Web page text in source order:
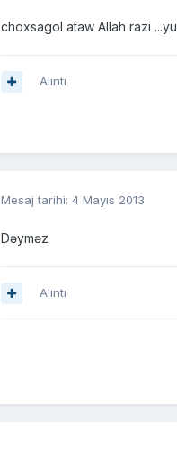
choxsagol ataw Allah razi
Alıntı
Mesaj tarihi: 4 Mayıs 2013
Dəyməz
Alıntı